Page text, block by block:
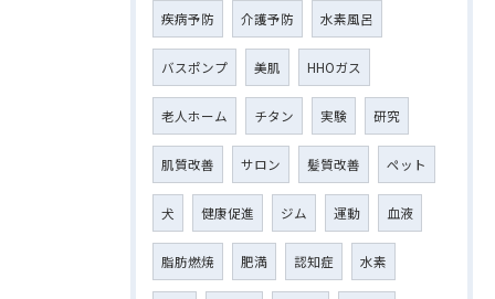
疾病予防 介護予防 水素風呂
バスポンプ 美肌 HHOガス
老人ホーム チタン 実験 研究
肌質改善 サロン 髪質改善 ペット
犬 健康促進 ジム 運動 血液
脂肪燃焼 肥満 認知症 水素